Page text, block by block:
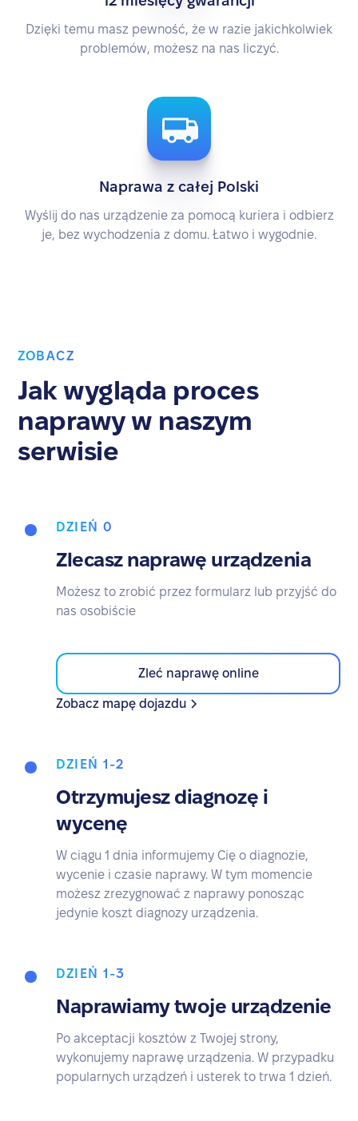
Dzięki temu masz pewność, że w razie jakichkolwiek
problemów, możesz na nas liczyć.
Naprawa z całej Polski
Wyślij do nas urządzenie za pomocą kuriera i odbierz
je, bez wychodzenia z domu. Łatwo i wygodnie.
ZOBACZ
Jak wygląda proces
naprawy w naszym
serwisie
DZIEŃ 0
Zlecasz naprawę urządzenia
Możesz to zrobić przez formularz lub przyjść do
nas osobiście
Zleć naprawę online
Zobacz mapę dojazdu
DZIEŃ 1-2
Otrzymujesz diagnozę i
wycenę
W ciągu 1 dnia informujemy Cię o diagnozie,
wycenie i czasie naprawy. W tym momencie
możesz zrezygnować z naprawy ponosząc
jedynie koszt diagnozy urządzenia.
DZIEŃ 1-3
Naprawiamy twoje urządzenie
Po akceptacji kosztów z Twojej strony,
wykonujemy naprawę urządzenia. W przypadku
popularnych urządzeń i usterek to trwa 1 dzień.